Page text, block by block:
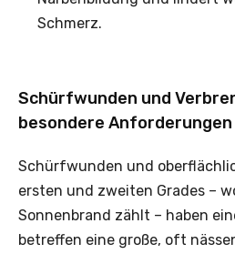
Schmerz.
Schürfwunden und
besondere Anforderungen
Schürfwunden und
ersten und zweiten Grades –
Sonnenbrand zählt – haben
betreffen eine große, oft